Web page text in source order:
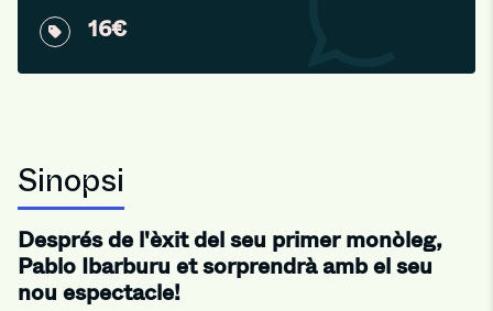
16€
Sinopsi
Després de l'èxit del seu primer monòleg,
Pablo Ibarburu et sorprendrà amb el seu
nou espectacle!